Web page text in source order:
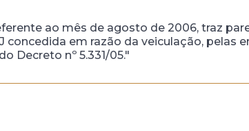
ao mês de agosto de 2006, traz
em razão da veiculação, pelas
Decreto nº 5.331/05."